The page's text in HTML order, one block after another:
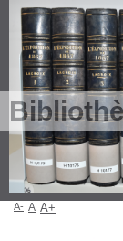
A- A A+